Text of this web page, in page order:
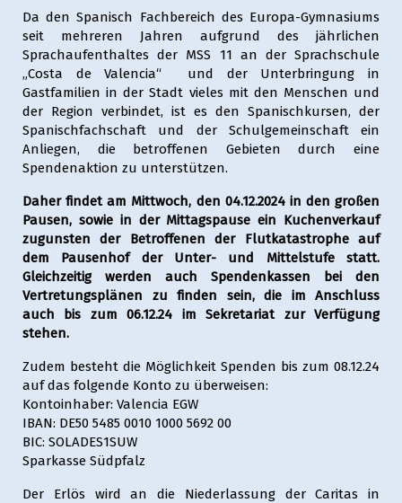
Da den Spanisch Fachbereich des Europa-Gymnasiums
seit mehreren Jahren aufgrund des jährlichen
Sprachaufenthaltes der MSS 11 an der Sprachschule
„Costa de Valencia“ und der Unterbringung in
Gastfamilien in der Stadt vieles mit den Menschen und
der Region verbindet, ist es den Spanischkursen, der
Spanischfachschaft und der Schulgemeinschaft ein
Anliegen, die betroffenen Gebieten durch eine
Spendenaktion zu unterstützen.
Daher findet am Mittwoch, den 04.12.2024 in den großen
Pausen, sowie in der Mittagspause ein Kuchenverkauf
zugunsten der Betroffenen der Flutkatastrophe auf
dem Pausenhof der Unter- und Mittelstufe statt.
Gleichzeitig werden auch Spendenkassen bei den
Vertretungsplänen zu finden sein, die im Anschluss
auch bis zum 06.12.24 im Sekretariat zur Verfügung
stehen.
Zudem besteht die Möglichkeit Spenden bis zum 08.12.24
auf das folgende Konto zu überweisen:
Kontoinhaber: Valencia EGW
IBAN: DE50 5485 0010 1000 5692 00
BIC: SOLADES1SUW
Sparkasse Südpfalz
Der Erlös wird an die Niederlassung der Caritas in